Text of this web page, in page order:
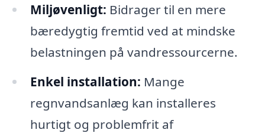
Miljøvenligt: Bidrager til en mere
bæredygtig fremtid ved at mindske
belastningen på vandressourcerne.
Enkel installation: Mange
regnvandsanlæg kan installeres
hurtigt og problemfrit af